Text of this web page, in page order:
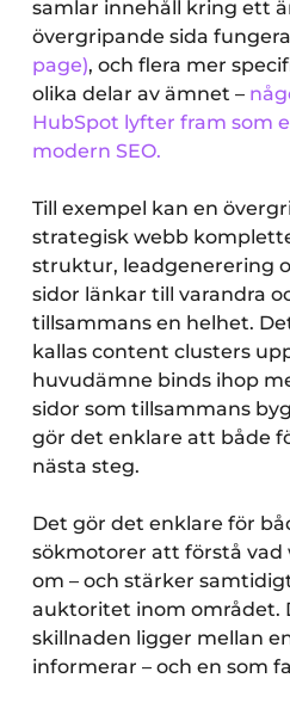
samlar innehåll kring ett
övergripande sida
page), och flera mer
olika delar av ämnet –
HubSpot lyfter fram som
modern SEO.
Till exempel kan en
strategisk webb
struktur, leadgenerering
sidor länkar till varandra
tillsammans en helhet.
kallas content clusters
huvudämne binds ihop
sidor som tillsammans
gör det enklare att både
nästa steg.
Det gör det enklare för
sökmotorer att förstå vad
om – och stärker
auktoritet inom området.
skillnaden ligger mellan
informerar – och en som